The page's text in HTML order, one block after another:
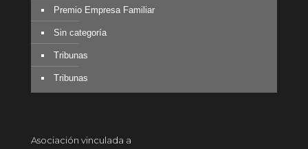
Premio Empresa Familiar
Sin categoría
Tribunas
Tribunas
Asociación vinculada a